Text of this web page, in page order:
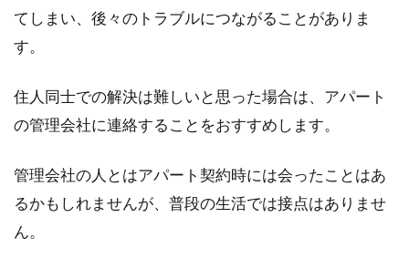
NG！相談はどこにする？
てしまい、後々のトラブルにつながることがありま
す。
住人同士での解決は難しいと思った場合は、アパート
の管理会社に連絡することをおすすめします。
管理会社の人とはアパート契約時には会ったことはあ
るかもしれませんが、普段の生活では接点はありませ
ん。